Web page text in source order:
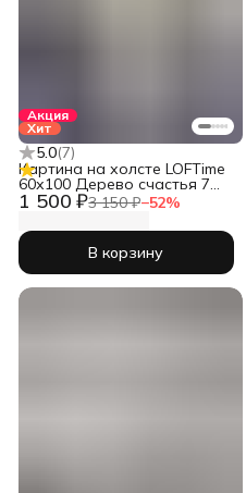
Акция
Хит
5.0(7)
1 500 ₽3 150 ₽−52%
Картина на холсте LOFTime
60х100 Дерево счастья 7
КБ-1471-60100
В корзину